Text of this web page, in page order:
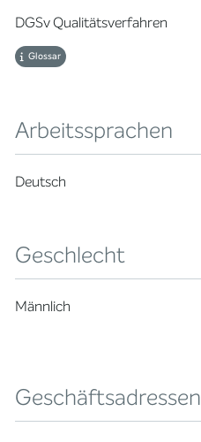
DGSv Qualitätsverfahren
Glossar
Arbeitssprachen
Deutsch
Geschlecht
Männlich
Geschäftsadressen